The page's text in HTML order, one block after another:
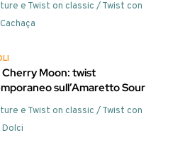
e Twist on classic / Twist con
Cherry Moon: twist
sull’Amaretto Sour
e Twist on classic / Twist con
Dolci